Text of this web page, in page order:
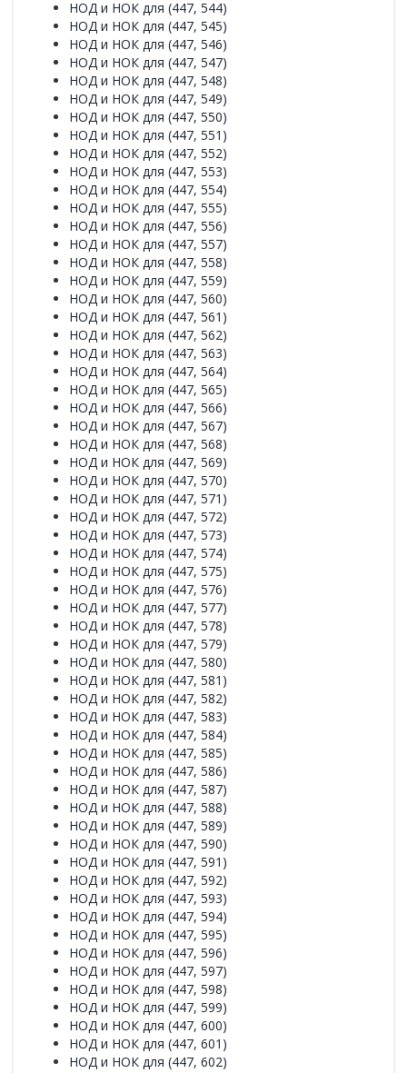
НОД и НОК для (447, 544)
НОД и НОК для (447, 545)
НОД и НОК для (447, 546)
НОД и НОК для (447, 547)
НОД и НОК для (447, 548)
НОД и НОК для (447, 549)
НОД и НОК для (447, 550)
НОД и НОК для (447, 551)
НОД и НОК для (447, 552)
НОД и НОК для (447, 553)
НОД и НОК для (447, 554)
НОД и НОК для (447, 555)
НОД и НОК для (447, 556)
НОД и НОК для (447, 557)
НОД и НОК для (447, 558)
НОД и НОК для (447, 559)
НОД и НОК для (447, 560)
НОД и НОК для (447, 561)
НОД и НОК для (447, 562)
НОД и НОК для (447, 563)
НОД и НОК для (447, 564)
НОД и НОК для (447, 565)
НОД и НОК для (447, 566)
НОД и НОК для (447, 567)
НОД и НОК для (447, 568)
НОД и НОК для (447, 569)
НОД и НОК для (447, 570)
НОД и НОК для (447, 571)
НОД и НОК для (447, 572)
НОД и НОК для (447, 573)
НОД и НОК для (447, 574)
НОД и НОК для (447, 575)
НОД и НОК для (447, 576)
НОД и НОК для (447, 577)
НОД и НОК для (447, 578)
НОД и НОК для (447, 579)
НОД и НОК для (447, 580)
НОД и НОК для (447, 581)
НОД и НОК для (447, 582)
НОД и НОК для (447, 583)
НОД и НОК для (447, 584)
НОД и НОК для (447, 585)
НОД и НОК для (447, 586)
НОД и НОК для (447, 587)
НОД и НОК для (447, 588)
НОД и НОК для (447, 589)
НОД и НОК для (447, 590)
НОД и НОК для (447, 591)
НОД и НОК для (447, 592)
НОД и НОК для (447, 593)
НОД и НОК для (447, 594)
НОД и НОК для (447, 595)
НОД и НОК для (447, 596)
НОД и НОК для (447, 597)
НОД и НОК для (447, 598)
НОД и НОК для (447, 599)
НОД и НОК для (447, 600)
НОД и НОК для (447, 601)
НОД и НОК для (447, 602)